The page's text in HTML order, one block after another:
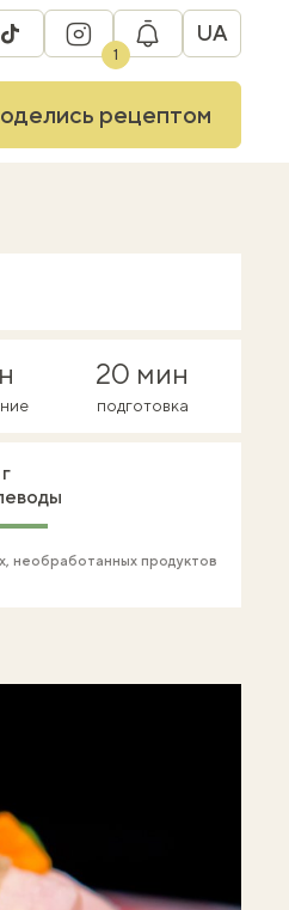
tiktok instagram
1
UA
рецептом
20 мин
подготовка
необработанных продуктов